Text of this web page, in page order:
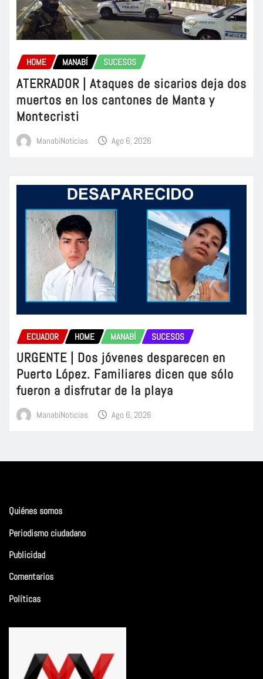
HOME MANABÍ SUCESOS
ATERRADOR | Ataques de sicarios deja dos
muertos en los cantones de Manta y
Montecristi
ManabiNoticias Ago 6, 2026
ECUADOR HOME MANABÍ SUCESOS
URGENTE | Dos jóvenes desparecen en
Puerto López. Familiares dicen que sólo
fueron a disfrutar de la playa
ManabiNoticias Ago 6, 2026
Quiénes somos
Periodismo ciudadano
Publicidad
Comentarios
Políticas